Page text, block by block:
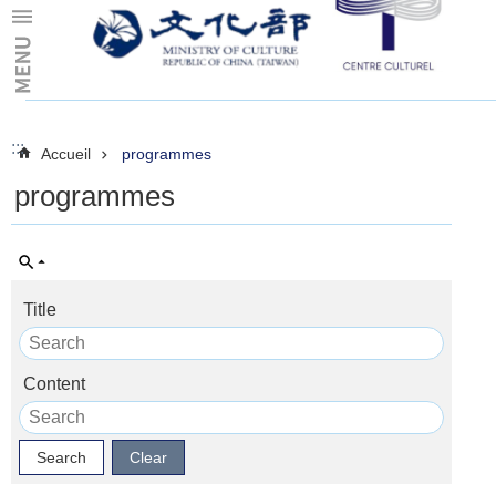
Skip to main content
:::
::: Accueil programmes
programmes
Title
Content